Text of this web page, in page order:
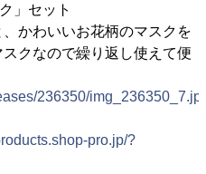
」セット
かわいいお花柄のマスクを
クなので繰り返し使えて便
236350/
pro.jp/?